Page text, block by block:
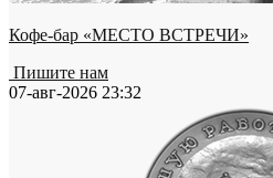
Кофе-бар «МЕСТО ВСТРЕЧИ»
Пишите нам
07-авг-2026 23:32